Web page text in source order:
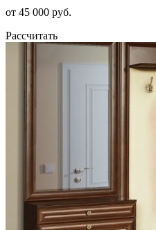
от 45 000 руб.
Рассчитать